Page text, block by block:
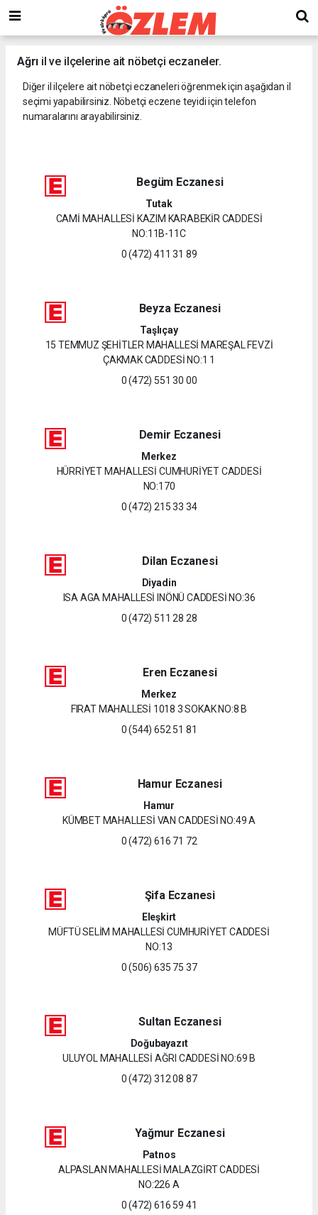
Ağrı il ve ilçelerine ait nöbetçi eczaneler.
Diğer il ilçelere ait nöbetçi eczaneleri öğrenmek için aşağıdan il
seçimi yapabilirsiniz. Nöbetçi eczene teyidi için telefon
numaralarını arayabilirsiniz.
Begüm Eczanesi
Tutak
CAMİ MAHALLESİ KAZIM KARABEKİR CADDESİ
NO:11B-11C
0 (472) 411 31 89
Beyza Eczanesi
Taşlıçay
15 TEMMUZ ŞEHİTLER MAHALLESİ MAREŞAL FEVZİ
ÇAKMAK CADDESİ NO:1 1
0 (472) 551 30 00
Demir Eczanesi
Merkez
HÜRRİYET MAHALLESİ CUMHURİYET CADDESİ
NO:170
0 (472) 215 33 34
Dilan Eczanesi
Diyadin
ISA AGA MAHALLESİ INÖNÜ CADDESİ NO:36
0 (472) 511 28 28
Eren Eczanesi
Merkez
FIRAT MAHALLESİ 1018 3 SOKAK NO:8 B
0 (544) 652 51 81
Hamur Eczanesi
Hamur
KÜMBET MAHALLESİ VAN CADDESİ NO:49 A
0 (472) 616 71 72
Şifa Eczanesi
Eleşkirt
MÜFTÜ SELİM MAHALLESİ CUMHURİYET CADDESİ
NO:13
0 (506) 635 75 37
Sultan Eczanesi
Doğubayazıt
ULUYOL MAHALLESİ AĞRI CADDESİ NO:69 B
0 (472) 312 08 87
Yağmur Eczanesi
Patnos
ALPASLAN MAHALLESİ MALAZGİRT CADDESİ
NO:226 A
0 (472) 616 59 41